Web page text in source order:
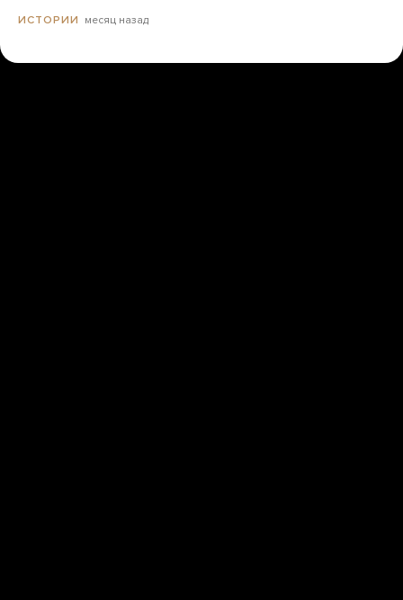
ИСТОРИИ месяц назад